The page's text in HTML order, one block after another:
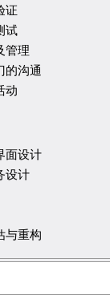
证
试
管理
的沟通
动
面设计
设计
与重构